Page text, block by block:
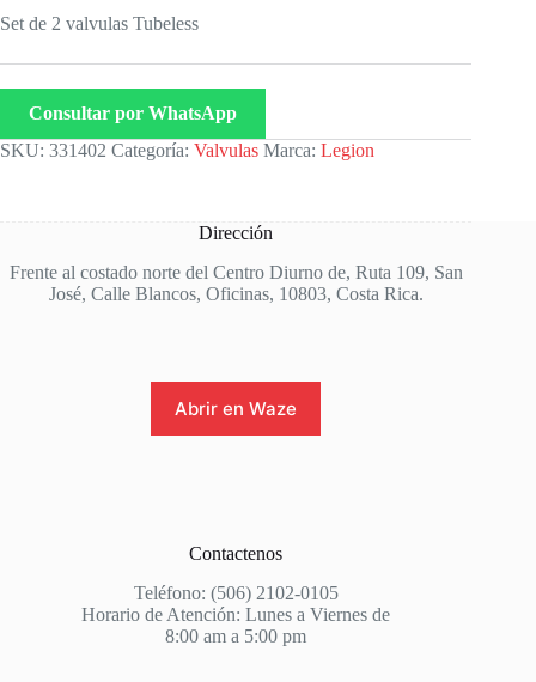
Set de 2 valvulas Tubeless
Consultar por WhatsApp
SKU: 331402 Categoría: Valvulas Marca: Legion
Dirección
Frente al costado norte del Centro Diurno de, Ruta 109, San
José, Calle Blancos, Oficinas, 10803, Costa Rica.
Abrir en Waze
Contactenos
Teléfono: (506) 2102-0105
Horario de Atención: Lunes a Viernes de
8:00 am a 5:00 pm